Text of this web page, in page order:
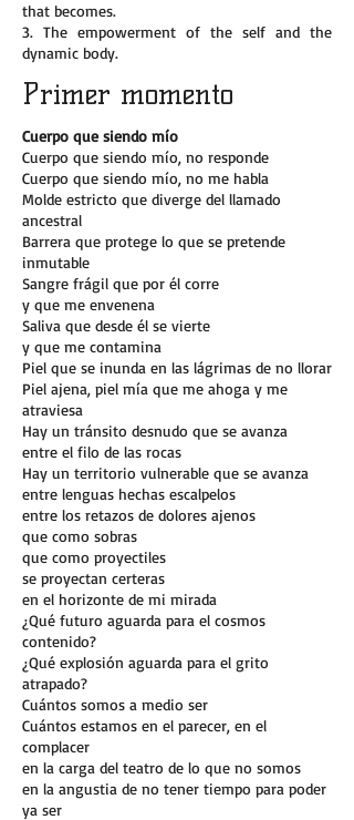
that becomes.
3. The empowerment of the self and the
dynamic body.
Primer momento
Cuerpo que siendo mío
Cuerpo que siendo mío, no responde
Cuerpo que siendo mío, no me habla
Molde estricto que diverge del llamado
ancestral
Barrera que protege lo que se pretende
inmutable
Sangre frágil que por él corre
y que me envenena
Saliva que desde él se vierte
y que me contamina
Piel que se inunda en las lágrimas de no llorar
Piel ajena, piel mía que me ahoga y me
atraviesa
Hay un tránsito desnudo que se avanza
entre el filo de las rocas
Hay un territorio vulnerable que se avanza
entre lenguas hechas escalpelos
entre los retazos de dolores ajenos
que como sobras
que como proyectiles
se proyectan certeras
en el horizonte de mi mirada
¿Qué futuro aguarda para el cosmos
contenido?
¿Qué explosión aguarda para el grito
atrapado?
Cuántos somos a medio ser
Cuántos estamos en el parecer, en el
complacer
en la carga del teatro de lo que no somos
en la angustia de no tener tiempo para poder
ya ser